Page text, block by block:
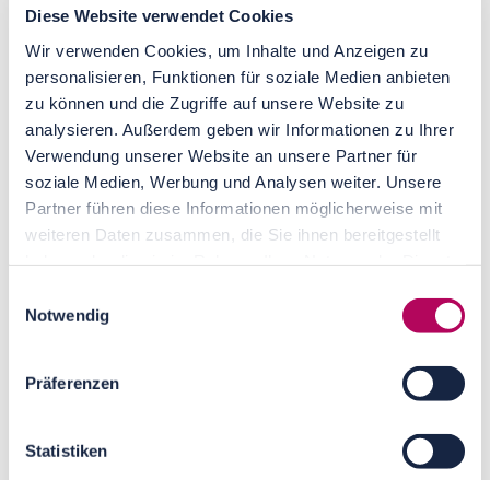
Diese Website verwendet Cookies
Wir verwenden Cookies, um Inhalte und Anzeigen zu
personalisieren, Funktionen für soziale Medien anbieten
zu können und die Zugriffe auf unsere Website zu
analysieren. Außerdem geben wir Informationen zu Ihrer
Verwendung unserer Website an unsere Partner für
soziale Medien, Werbung und Analysen weiter. Unsere
Partner führen diese Informationen möglicherweise mit
weiteren Daten zusammen, die Sie ihnen bereitgestellt
Notwendig
Präferenzen
Statistiken
Geschäftsführung: Daniel Kessler
Registereintrag:
Eintragung im Handelsregister,
Registergericht: Berlin Charlottenburg
Registernummer: HRB 186880 B
Umsatzsteuer-Identifikationsnummer
gemäß § 27 a Umsatzsteuergesetz:
DE312156851
Franz-Jacob-Straße 2b